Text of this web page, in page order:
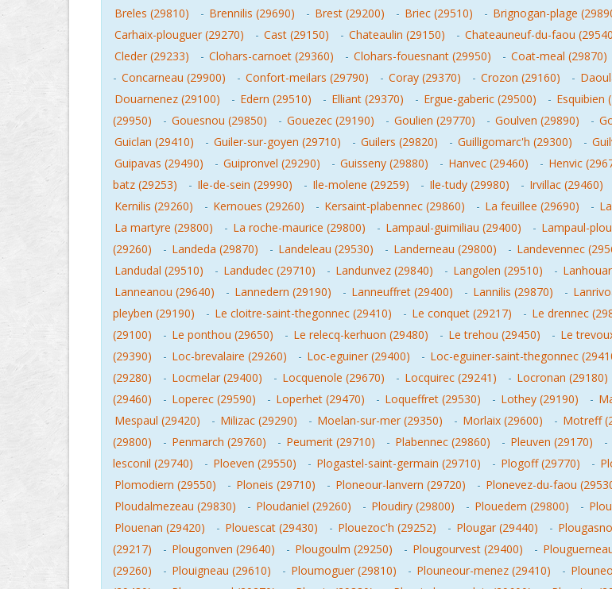
Breles (29810)
- Brennilis (29690) - Brest (29200) - Briec (29510) - Brignogan-plage
Carhaix-plouguer (29270)
- Cast (29150) - Chateaulin (29150) - Chateauneuf-du-faou
Cleder (29233)
- Clohars-carnoet (29360) - Clohars-fouesnant (29950) - Coat-meal (29870)
- Concarneau (29900) - Confort-meilars (29790) - Coray (29370) - Crozon (29160) -
Douarnenez (29100)
- Edern (29510) - Elliant (29370) - Ergue-gaberic (29500) - Esquibien
(29950)
- Gouesnou (29850) - Gouezec (29190) - Goulien (29770) - Goulven (29890) -
Guiclan (29410)
- Guiler-sur-goyen (29710) - Guilers (29820) - Guilligomarc'h (29300) -
Guipavas (29490)
- Guipronvel (29290) - Guisseny (29880) - Hanvec (29460) - Henvic
batz (29253)
- Ile-de-sein (29990) - Ile-molene (29259) - Ile-tudy (29980) - Irvillac (29460)
Kernilis (29260)
- Kernoues (29260) - Kersaint-plabennec (29860) - La feuillee (29690) -
La martyre (29800)
- La roche-maurice (29800) - Lampaul-guimiliau (29400) - Lampaul-
(29260)
- Landeda (29870) - Landeleau (29530) - Landerneau (29800) - Landevennec
Landudal (29510)
- Landudec (29710) - Landunvez (29840) - Langolen (29510) -
Lanneanou (29640)
- Lannedern (29190) - Lanneuffret (29400) - Lannilis (29870) -
pleyben (29190)
- Le cloitre-saint-thegonnec (29410) - Le conquet (29217) - Le drennec
(29100)
- Le ponthou (29650) - Le relecq-kerhuon (29480) - Le trehou (29450) - Le
(29390)
- Loc-brevalaire (29260) - Loc-eguiner (29400) - Loc-eguiner-saint-thegonnec
(29280)
- Locmelar (29400) - Locquenole (29670) - Locquirec (29241) - Locronan (29180)
(29460)
- Loperec (29590) - Loperhet (29470) - Loqueffret (29530) - Lothey (29190) -
Mespaul (29420)
- Milizac (29290) - Moelan-sur-mer (29350) - Morlaix (29600) - Motreff
(29800)
- Penmarch (29760) - Peumerit (29710) - Plabennec (29860) - Pleuven (29170) -
lesconil (29740)
- Ploeven (29550) - Plogastel-saint-germain (29710) - Plogoff (29770) -
Plomodiern (29550)
- Ploneis (29710) - Ploneour-lanvern (29720) - Plonevez-du-faou
Ploudalmezeau (29830)
- Ploudaniel (29260) - Ploudiry (29800) - Plouedern (29800) -
Plouenan (29420)
- Plouescat (29430) - Plouezoc'h (29252) - Plougar (29440) -
(29217)
- Plougonven (29640) - Plougoulm (29250) - Plougourvest (29400) -
(29260)
- Plouigneau (29610) - Ploumoguer (29810) - Plouneour-menez (29410) -